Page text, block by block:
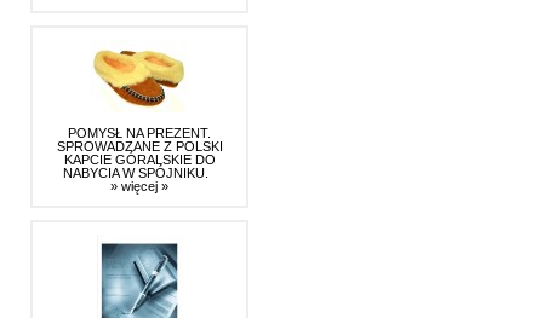
POMYSŁ NA PREZENT.
SPROWADZANE Z POLSKI
KAPCIE GÓRALSKIE DO
NABYCIA W SPÓJNIKU.
» więcej »